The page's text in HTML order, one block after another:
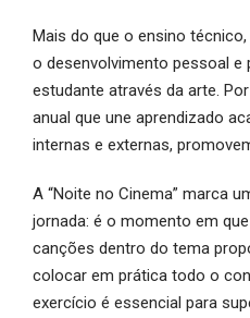
Mais do que o ensino
o desenvolvimento pessoal e
estudante através da arte.
anual que une aprendizado
internas e externas,
A “Noite no Cinema” marca
jornada: é o momento em
canções dentro do tema
colocar em prática todo o
exercício é essencial para